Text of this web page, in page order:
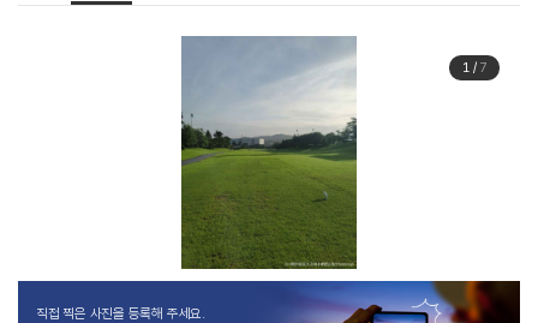
1/ 7
직접 찍은 사진을 등록해 주세요.